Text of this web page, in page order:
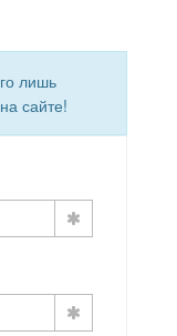
лишь
сайте!